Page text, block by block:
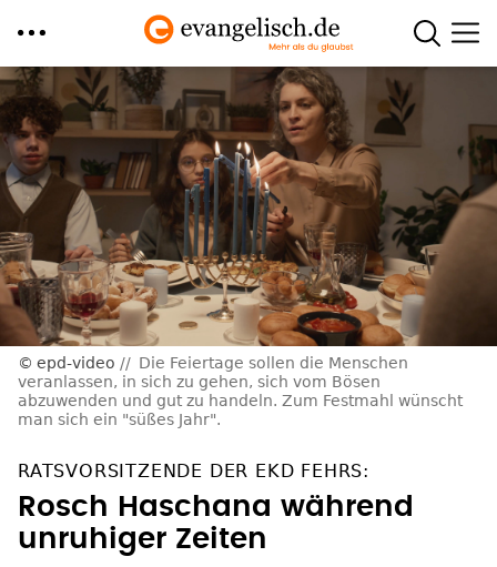
Direkt
zum
Inhalt
epd-video
Die Feiertage sollen die Menschen
veranlassen, in sich zu gehen, sich vom Bösen
abzuwenden und gut zu handeln. Zum Festmahl wünscht
man sich ein "süßes Jahr".
RATSVORSITZENDE DER EKD FEHRS:
Rosch Haschana während
unruhiger Zeiten